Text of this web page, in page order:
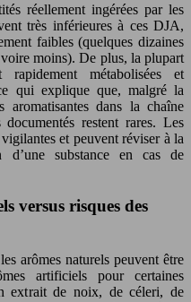
réellement ingérées par les
très inférieures à ces DJA,
faibles (quelques dizaines
moins). De plus, la plupart
rapidement métabolisées et
qui explique que, malgré la
aromatisantes dans la chaîne
restent rares. Les
et peuvent réviser à la
d’une substance en cas de
versus risques des
arômes naturels peuvent être
artificiels pour certaines
extrait de noix, de céleri, de